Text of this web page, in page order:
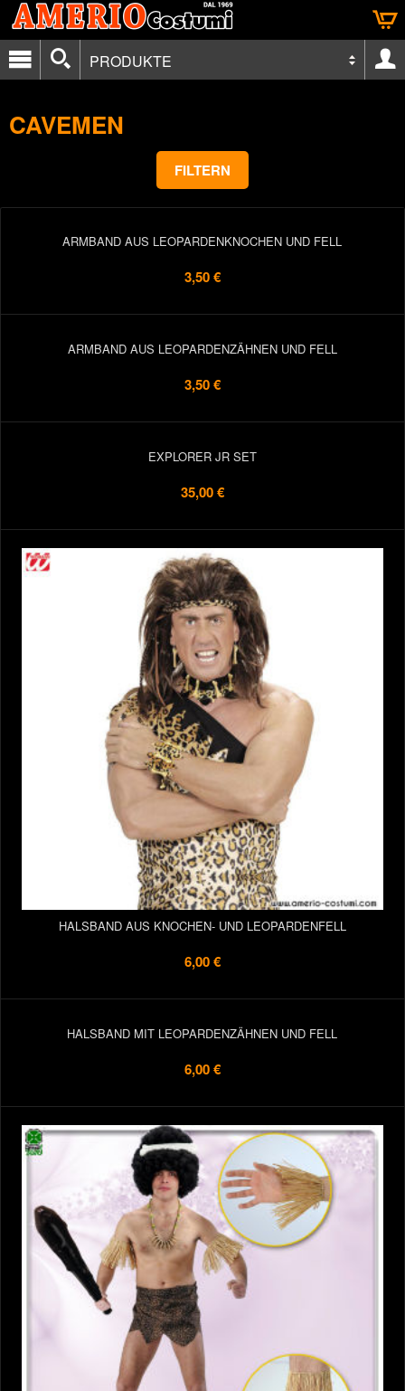
PRODUKTE
CAVEMEN
FILTERN
ARMBAND AUS LEOPARDENKNOCHEN UND FELL
3,50 €
ARMBAND AUS LEOPARDENZÄHNEN UND FELL
3,50 €
EXPLORER JR SET
35,00 €
HALSBAND AUS KNOCHEN- UND LEOPARDENFELL
6,00 €
HALSBAND MIT LEOPARDENZÄHNEN UND FELL
6,00 €